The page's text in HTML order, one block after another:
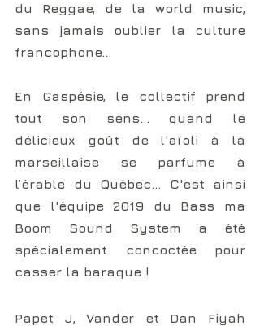
du Reggae, de la world music,
sans jamais oublier la culture
francophone...
En Gaspésie, le collectif prend
tout son sens... quand le
délicieux goût de l'aïoli à la
marseillaise se parfume à
l’érable du Québec... C'est ainsi
que l'équipe 2019 du Bass ma
Boom Sound System a été
spécialement concoctée pour
casser la baraque !
Papet J, Vander et Dan Fiyah